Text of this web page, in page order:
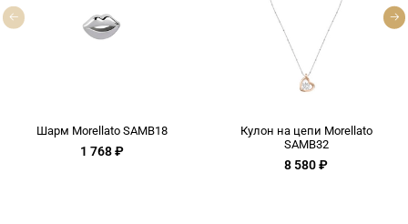
Шарм Morellato SAMB18
1 768 ₽
Кулон на цепи Morellato
SAMB32
8 580 ₽